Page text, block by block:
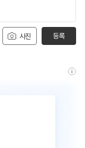
사진 등록